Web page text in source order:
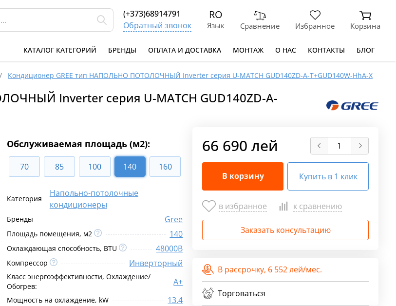
(+373)68914791
Обратный звонок
RO
Язык Сравнение Избранное Корзина
КАТАЛОГ КАТЕГОРИЙ БРЕНДЫ ОПЛАТА И ДОСТАВКА МОНТАЖ О НАС КОНТАКТЫ БЛОГ
/ Кондиционер GREE тип НАПОЛЬНО ПОТОЛОЧНЫЙ Inverter серия U-MATCH GUD140ZD-A-T+GUD140W-HhA-X
Inverter серия U-MATCH GUD140ZD-A-
Обслуживаемая площадь (м2):
70 85 100 140 160
Категория
Напольно-потолочные
кондиционеры
Бренды Gree
Площадь помещения, м2 140
Охлаждающая способность, BTU 48000B
Компрессор Инверторный
Класс энергоэффективности, Охлаждение/
Обогрев:
A+
Мощность на охлаждение, kW 13.4
66 690 лей
В корзину Купить в 1 клик
в избранное к сравнению
Заказать консультацию
В рассрочку, 6 552 лей/мес.
Торговаться